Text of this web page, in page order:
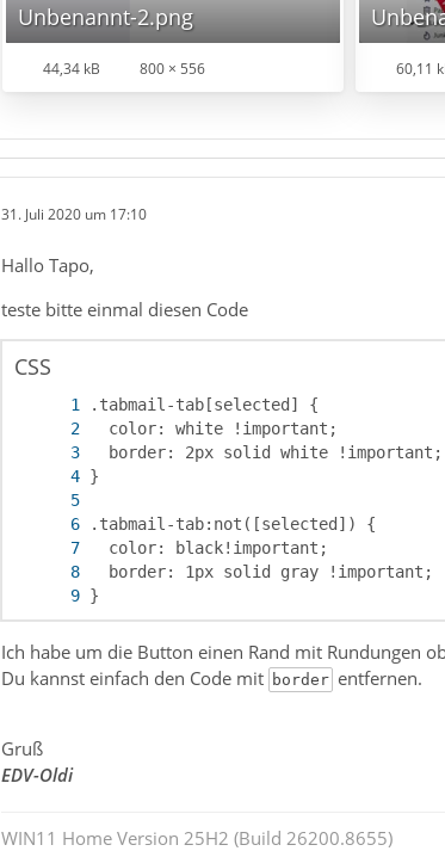
    color: #0c0c0d !important;
Unbenannt-2.png
44,34 kB 800 × 556 60,11
31. Juli 2020 um 17:10
Hallo Tapo,
teste bitte einmal diesen Code
CSS
}
Ich habe um die Button einen Rand mit Rundungen
Du kannst einfach den Code mit border entfernen.
Gruß
EDV-Oldi
WIN11 Home Version 25H2 (Build 26200.8655)